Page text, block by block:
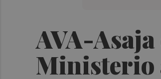
AVA-
Ministerio